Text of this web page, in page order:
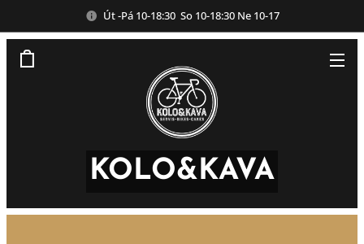
Út -Pá 10-18:30 So 10-18:30 Ne 10-17
KOLO&KAVA